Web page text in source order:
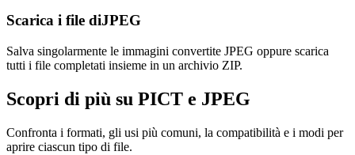
Scarica i file diJPEG
Salva singolarmente le immagini convertite JPEG oppure scarica
tutti i file completati insieme in un archivio ZIP.
Scopri di più su PICT e JPEG
Confronta i formati, gli usi più comuni, la compatibilità e i modi per
aprire ciascun tipo di file.